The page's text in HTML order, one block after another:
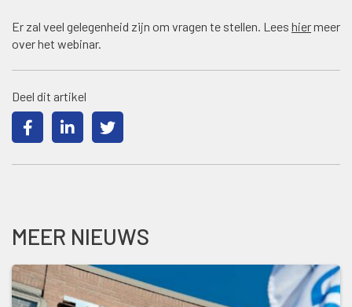
Er zal veel gelegenheid zijn om vragen te stellen. Lees hiermeer
over het webinar.
Deel dit artikel
MEER NIEUWS